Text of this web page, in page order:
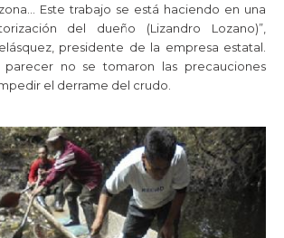
Este trabajo se está haciendo en una
del dueño (Lizandro Lozano)”,
presidente de la empresa estatal.
no se tomaron las precauciones
el derrame del crudo.